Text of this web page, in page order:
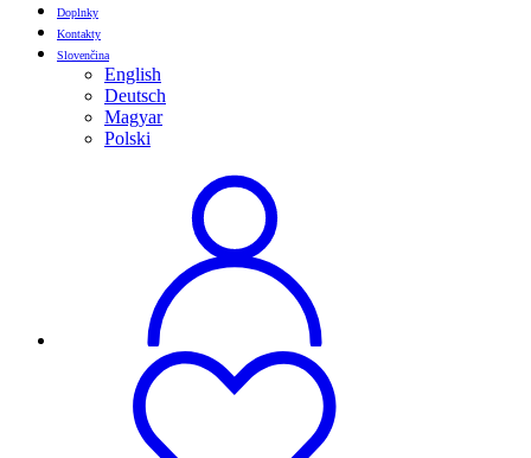
Doplnky
Kontakty
Slovenčina
English
Deutsch
Magyar
Polski